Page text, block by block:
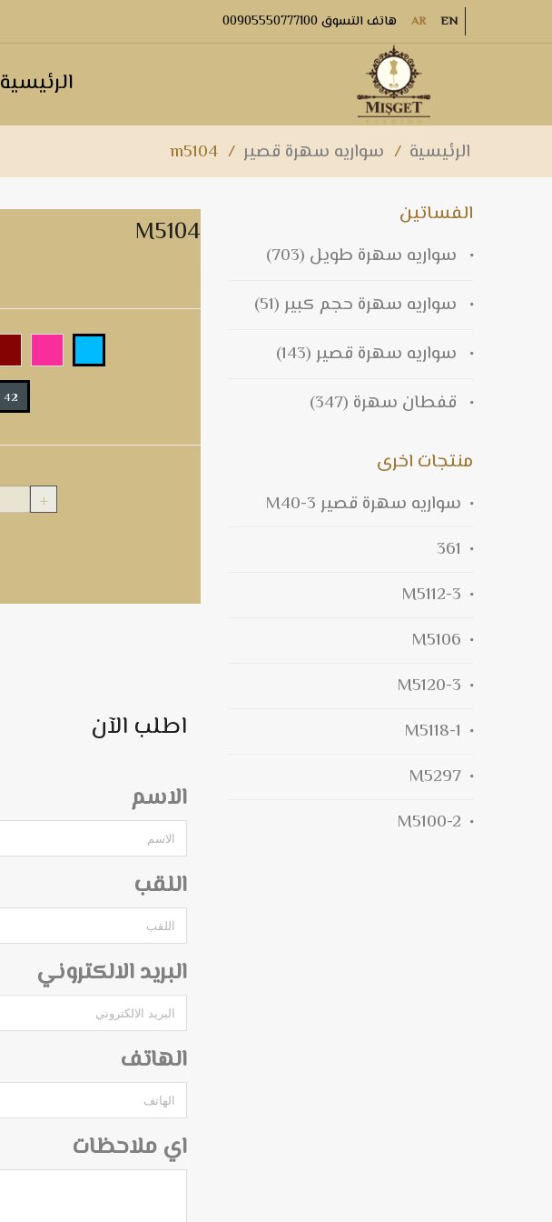
AR EN هاتف التسوق 00905550777100
الرئيسية
الرئيسية / سواريه سهرة قصير /
m5104
الفساتين
سواريه سهرة طويل (703)
سواريه سهرة حجم كبير (51)
سواريه سهرة قصير (143)
قفطان سهرة (347)
منتجات اخرى
سواريه سهرة قصير M40-3
361
M5112-3
M5106
M5120-3
M5118-1
M5297
M5100-2
M5104
42
+
اطلب الآن
الاسم
اللقب
البريد الالكتروني
الهاتف
اي ملاحظات